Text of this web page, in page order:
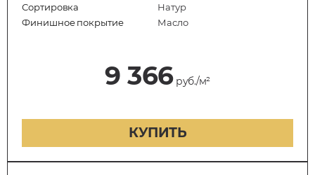
Сортировка
Натур
Финишное покрытие
Масло
9 366руб./м²
КУПИТЬ